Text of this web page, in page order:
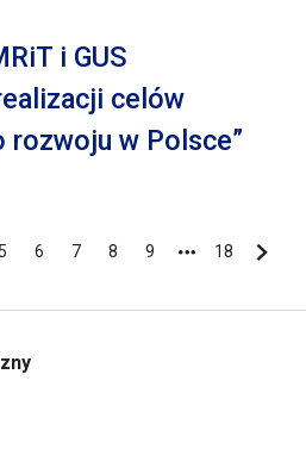
i GUS
celów
rozwoju w Polsce”
Strona
5
Strona
6
Strona
7
Strona
8
Strona
9
Ostatnia
18